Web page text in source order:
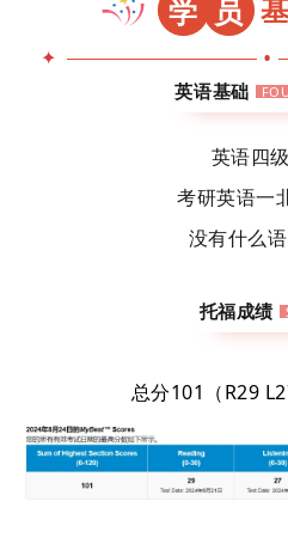
学 员
✦ •
英语基础
英语四
考研英语一
没有什么
托福成绩
总分101（R29